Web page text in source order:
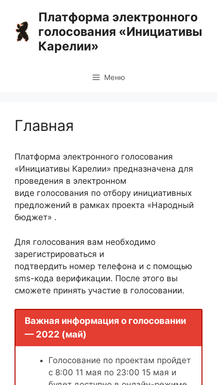
содержимому
Платформа электронного
голосования «Инициативы
Карелии»
Меню
Главная
Платформа электронного голосования
«Инициативы Карелии» предназначена для
проведения в электронном
виде голосования по отбору инициативных
предложений в рамках проекта «Народный
бюджет» .
Для голосования вам необходимо
зарегистрироваться и
подтвердить номер телефона и с помощью
sms-кода верификации. После этого вы
сможете принять участие в голосовании.
Важная информация о голосовании
— 2022 (май)
Голосование по проектам пройдет
с 8:00 11 мая по 23:00 15 мая и